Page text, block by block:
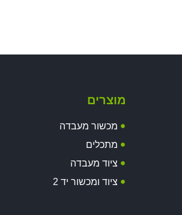
מוצרים
מכשור מעבדה
מתכלים
ציוד מעבדה
ציוד ומכשור יד 2